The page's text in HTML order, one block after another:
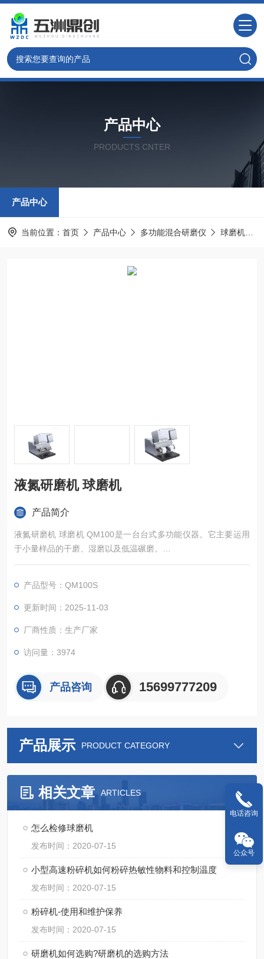
产品中心
PRODUCTS CNTER
产品中心
当前位置： 首页 产品中心 多功能混合研磨仪 球磨机
液氮研磨机 球磨机
产品简介
液氮研磨机 球磨机 QM100是一台台式多功能仪器。它主要运用
于小量样品的干磨、湿磨以及低温碾磨。
它能在几秒钟内就可以达到混合、均化粉末和悬浮物的目的。此
0以其*的性能和高超的灵活度而成为实验室的*的仪器。
?可重复实验，在几秒钟之内可靠完成研磨、混合和样品均样化
产品型号：QM100S
更新时间：2025-11-03
厂商性质：生产厂家
访问量：3974
产品咨询 15699777209
产品展示 PRODUCT CATEGORY
相关文章 ARTICLES
怎么检修球磨机
发布时间：2020-07-15
小型高速粉碎机如何粉碎热敏性物料和控制温度
发布时间：2020-07-15
粉碎机-使用和维护保养
发布时间：2020-07-15
研磨机如何选购?研磨机的选购方法
电话咨询
公众号